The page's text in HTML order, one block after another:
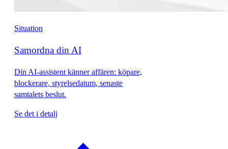
Situation
Samordna din AI
Din AI-assistent känner affären: köpare,
blockerare, styrelsedatum, senaste
samtalets beslut.
Se det i detalj